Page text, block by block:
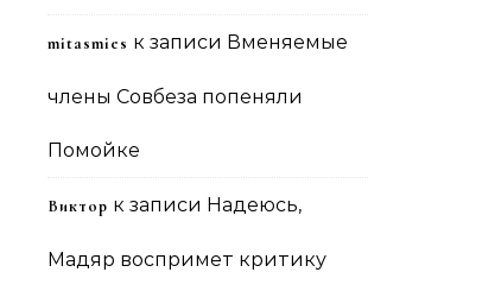
mitasmies к записи Вменяемые
члены Совбеза попеняли
Помойке
Виктор к записи Надеюсь,
Мадяр воспримет критику